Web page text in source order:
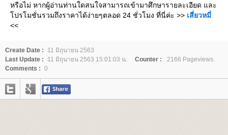
หรือไม่ หากผู้อ่านท่านใดสนใจสามารถเข้ามาศึกษารายละเอียด และ
ปรโมชั่นรวมถึงราคาได้ง่ายๆตลอด 24 ชั่วโมง ที่นี่ค่ะ >> เสี่ยวหมี่
<<
Create Date :
11 มิถุนายน 2563
Last Update :
11 มิถุนายน 2563 15:01:03 น. Counter :
2166 Pageviews.
Comments : 0